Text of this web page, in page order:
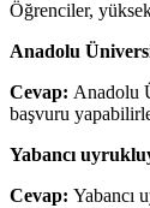
Öğrenciler,
Anadolu
Cevap: Anadolu
başvuru
Yabancı
Cevap: Yabancı